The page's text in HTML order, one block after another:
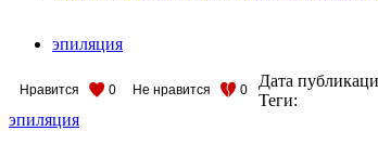
эпиляция
Нравится 0 Не нравится 0 Дата
Теги:
эпиляция